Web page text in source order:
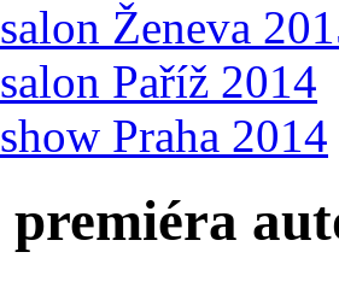
Ženeva
Paříž 2014
Praha 2014
premiéra